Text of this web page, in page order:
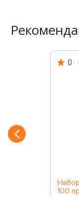
0
100